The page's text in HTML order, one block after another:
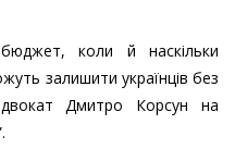
коли й наскільки
залишити українців без
Дмитро Корсун на